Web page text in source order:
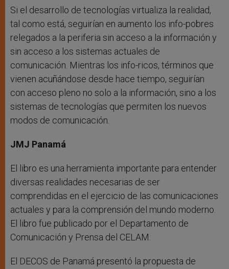
Si el desarrollo de tecnologías virtualiza la realidad,
tal como está, seguirían en aumento los info-pobres
relegados a la periferia sin acceso a la información y
sin acceso a los sistemas actuales de
comunicación. Mientras los info-ricos, términos que
vienen acuñándose desde hace tiempo, seguirían
con acceso pleno no solo a la información, sino a los
sistemas de tecnologías que permiten los nuevos
modos de comunicación.
JMJ Panamá
El libro es una herramienta importante para entender
diversas realidades necesarias de ser
comprendidas en el ejercicio de las comunicaciones
actuales y para la comprensión del mundo moderno.
El libro fue publicado por el Departamento de
Comunicación y Prensa del CELAM.
El DECOS de Panamá presentó la propuesta de